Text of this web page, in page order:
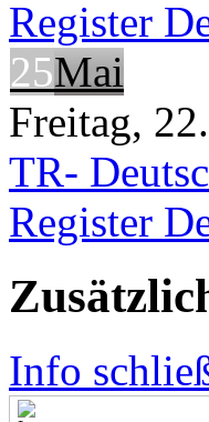
Register
25Mai
Freitag,
TR-
Register
Info